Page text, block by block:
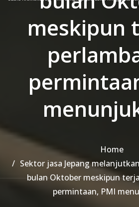
meskipun
Home
Sektor jasa Jepang
bulan Oktober meskipun
permintaan, PMI